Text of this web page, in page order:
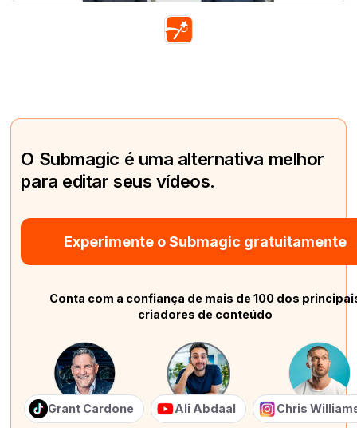
O Submagic é uma alternativa melhor
para editar seus vídeos.
Experimente o Submagic gratuitamente
Conta com a confiança de mais de 100 dos
criadores de conteúdo
Grant Cardone Ali Abdaal Chris